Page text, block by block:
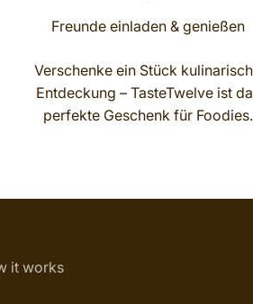
Freunde einladen & genießen
Verschenke ein Stück
Entdeckung – TasteTwelve ist
perfekte Geschenk für Foodies.
it works